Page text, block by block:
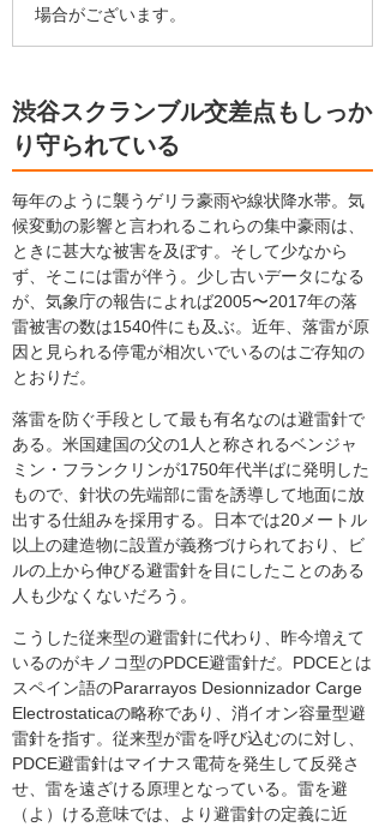
場合がございます。
渋谷スクランブル交差点もしっか
り守られている
毎年のように襲うゲリラ豪雨や線状降水帯。気
候変動の影響と言われるこれらの集中豪雨は、
ときに甚大な被害を及ぼす。そして少なから
ず、そこには雷が伴う。少し古いデータになる
が、気象庁の報告によれば2005〜2017年の落
雷被害の数は1540件にも及ぶ。近年、落雷が原
因と見られる停電が相次いでいるのはご存知の
とおりだ。
落雷を防ぐ手段として最も有名なのは避雷針で
ある。米国建国の父の1人と称されるベンジャ
ミン・フランクリンが1750年代半ばに発明した
もので、針状の先端部に雷を誘導して地面に放
出する仕組みを採用する。日本では20メートル
以上の建造物に設置が義務づけられており、ビ
ルの上から伸びる避雷針を目にしたことのある
人も少なくないだろう。
こうした従来型の避雷針に代わり、昨今増えて
いるのがキノコ型のPDCE避雷針だ。PDCEとは
スペイン語のPararrayos Desionnizador Carge
Electrostaticaの略称であり、消イオン容量型避
雷針を指す。従来型が雷を呼び込むのに対し、
PDCE避雷針はマイナス電荷を発生して反発さ
せ、雷を遠ざける原理となっている。雷を避
（よ）ける意味では、より避雷針の定義に近